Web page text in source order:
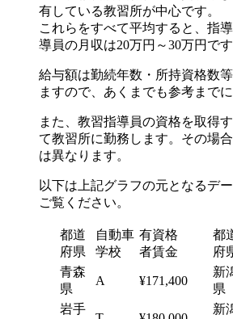
有している教習所が中心です。
これらをすべて平均すると、指
導員の月収は20万円～30万円 です
給与額は勤続年数・所持資格数
ますので、あくまでも参考まで
また、教習指導員の資格を取得
て教習所に勤務します。その場
は異なります。
以下は上記グラフの元となるデ
ご覧ください。
都道
府県
自動車
学校
有資格
者賃金
都
府
青森
県
A ¥171,400
新
県
岩手
新